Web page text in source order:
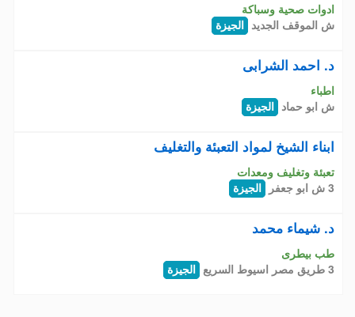
ادوات صحية وسباكة
ش الموقف الجديد
الجيزة
د. احمد الشرابى
اطباء
ش ابو حماد
الجيزة
ابناء الشيخ لمواد التعبئة والتغليف
تعبئة وتغليف ومعدات
3 ش ابو جعفر
الجيزة
د. شيماء محمد
طب بيطرى
3 طريق مصر اسيوط السريع
الجيزة